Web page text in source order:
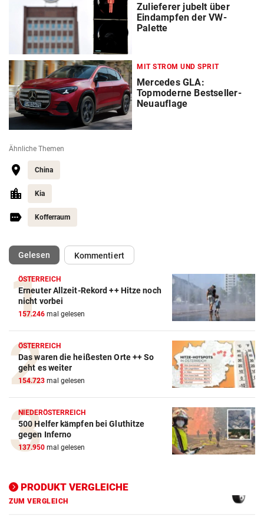
Zulieferer jubelt über
Eindampfen der VW-
Palette
MIT STROM UND SPRIT
Mercedes GLA:
Topmoderne Bestseller-
Neuauflage
Ähnliche Themen
China
Kia
Kofferraum
Gelesen(ausgewählt)Kommentiert
ÖSTERREICH
Erneuter Allzeit-Rekord ++ Hitze noch
nicht vorbei
157.246 mal gelesen
ÖSTERREICH
Das waren die heißesten Orte ++ So
geht es weiter
154.723 mal gelesen
NIEDERÖSTERREICH
500 Helfer kämpfen bei Gluthitze
gegen Inferno
137.950 mal gelesen
PRODUKT VERGLEICHE
Autobatterie Vergleich
ZUM VERGLEICH
Winterreifen Vergleich
ZUM VERGLEICH
Wagenheber Vergleich
ZUM VERGLEICH
Elektroroller Vergleich
ZUM VERGLEICH
ZUM VERGLEICH
Motorradhelm Vergleich